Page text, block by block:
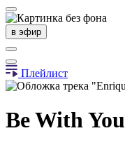
в эфир
Плейлист
Be With You